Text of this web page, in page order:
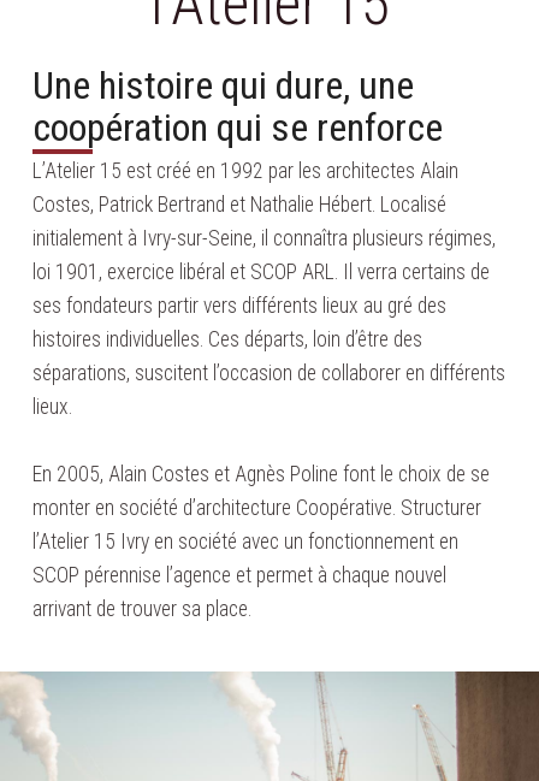
Une histoire qui dure, une
coopération qui se renforce
L’Atelier 15 est créé en 1992 par les architectes Alain
Costes, Patrick Bertrand et Nathalie Hébert. Localisé
initialement à Ivry-sur-Seine, il connaîtra plusieurs régimes,
loi 1901, exercice libéral et SCOP ARL. Il verra certains de
ses fondateurs partir vers différents lieux au gré des
histoires individuelles. Ces départs, loin d’être des
séparations, suscitent l’occasion de collaborer en différents
lieux.
En 2005, Alain Costes et Agnès Poline font le choix de se
monter en société d’architecture Coopérative. Structurer
l’Atelier 15 Ivry en société avec un fonctionnement en
SCOP pérennise l’agence et permet à chaque nouvel
arrivant de trouver sa place.